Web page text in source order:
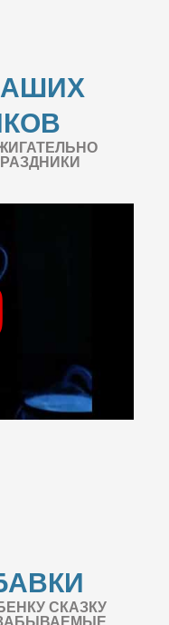
СКАЗКУ